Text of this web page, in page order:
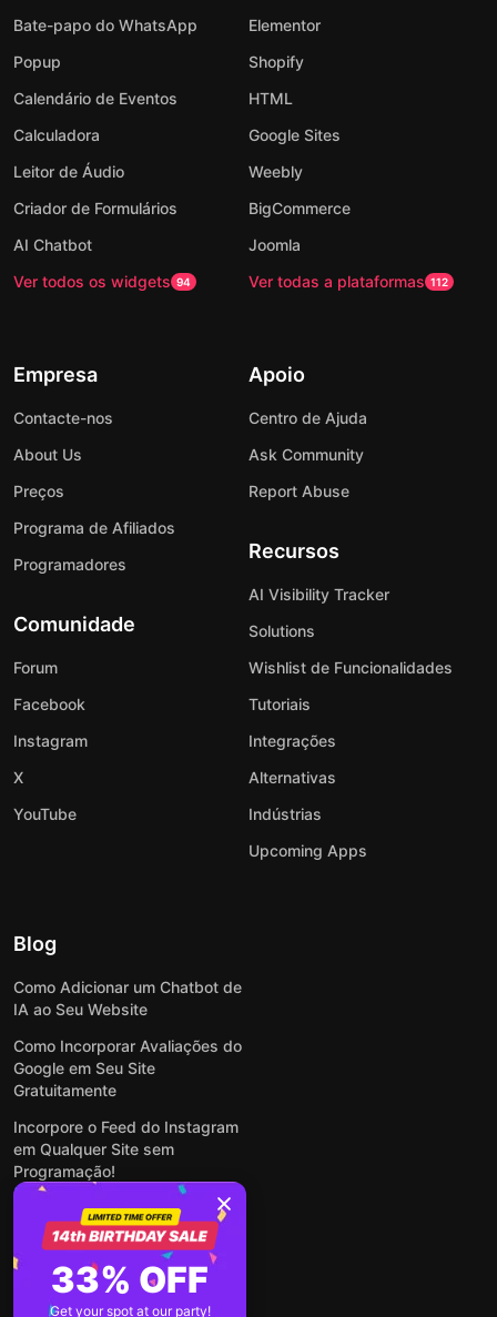
Bate-papo do WhatsApp
Popup
Calendário de Eventos
Calculadora
Leitor de Áudio
Criador de Formulários
AI Chatbot
Ver todos os widgets 94
Elementor
Shopify
HTML
Google Sites
Weebly
BigCommerce
Joomla
Ver todas a plataformas 112
Empresa
Contacte-nos
About Us
Preços
Programa de Afiliados
Programadores
Comunidade
Forum
Facebook
Instagram
X
YouTube
Apoio
Centro de Ajuda
Ask Community
Report Abuse
Recursos
AI Visibility Tracker
Solutions
Wishlist de Funcionalidades
Tutoriais
Integrações
Alternativas
Indústrias
Upcoming Apps
Blog
Como Adicionar um Chatbot de
IA ao Seu Website
Como Incorporar Avaliações do
Google em Seu Site
Gratuitamente
Incorpore o Feed do Instagram
em Qualquer Site sem
Programação!
Como Incorporar Formulários
em Qualquer Site Online e
Gratuitamente
Como Criar Formulário para
WordPress: Simples e Rápido
33% OFF
Get your spot at our party!